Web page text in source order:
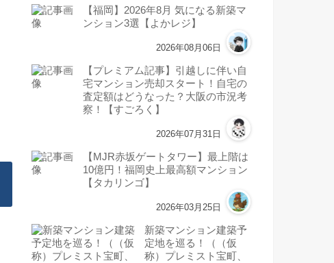
【福岡】2026年8月 気になる新築マ
ンション3選【よかレジ】
2026年08月06日
【プレミアム記事】引越しに伴い自
宅マンション売却スタート！自宅の
査定額はどうなった？大阪の市況考
察！【すごろく】
2026年07月31日
【MJR赤坂ゲートタワー】最上階は
10億円！福岡史上最高額マンション
【タカリンゴ】
2026年03月25日
新築マンション建築予
定地を巡る！（（仮
称）プレミスト宝町、